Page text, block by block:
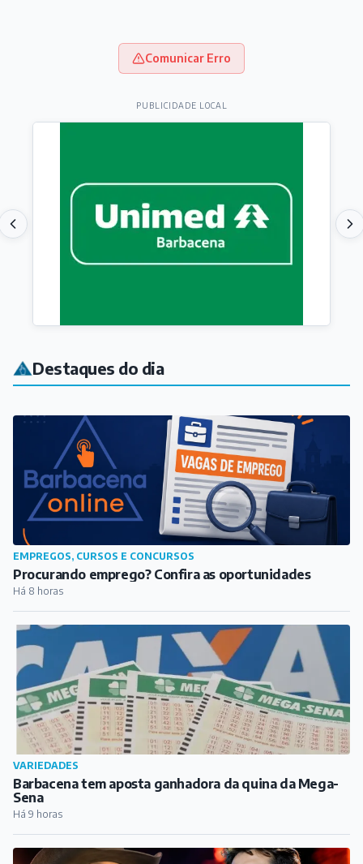
Comunicar Erro
PUBLICIDADE LOCAL
Destaques do dia
EMPREGOS, CURSOS E CONCURSOS
Procurando emprego? Confira as oportunidades
Há 8 horas
VARIEDADES
Barbacena tem aposta ganhadora da quina da Mega-
Sena
Há 9 horas